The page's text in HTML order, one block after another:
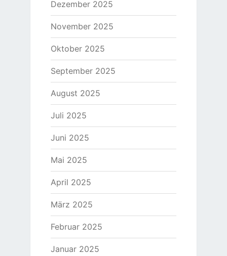
Dezember 2025
November 2025
Oktober 2025
September 2025
August 2025
Juli 2025
Juni 2025
Mai 2025
April 2025
März 2025
Februar 2025
Januar 2025